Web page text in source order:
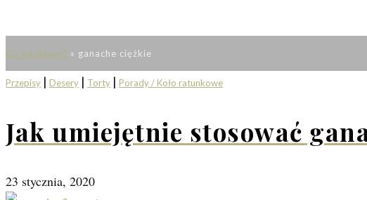
Co na deser? » ganache ciężkie
Przepisy | Desery | Torty | Porady / Koło ratunkowe
Jak umiejętnie stosować
23 stycznia, 2020